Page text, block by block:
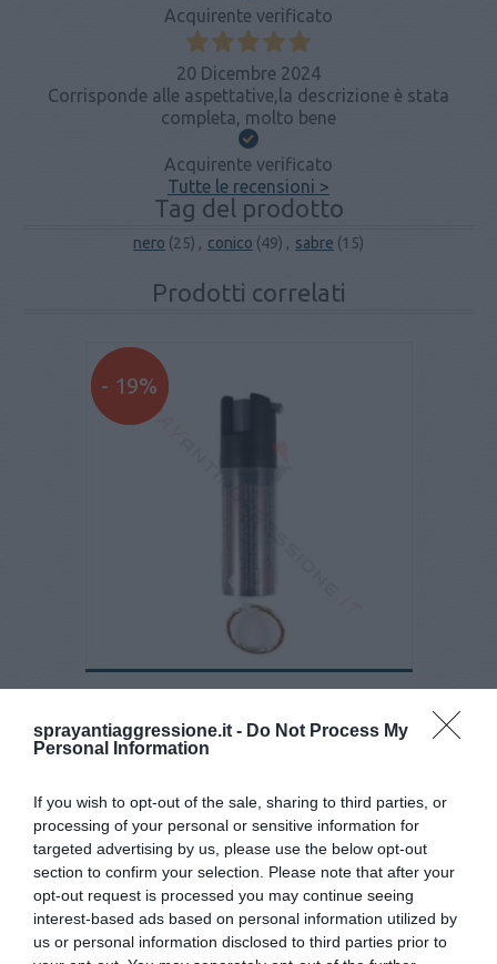
sprayantiaggressione.it - Do Not Process My
Personal Information
If you wish to opt-out of the sale, sharing to third parties, or
processing of your personal or sensitive information for
targeted advertising by us, please use the below opt-out
section to confirm your selection. Please note that after your
opt-out request is processed you may continue seeing
interest-based ads based on personal information utilized by
us or personal information disclosed to third parties prior to
Acquirente verificato
20 Dicembre 2024
Corrisponde alle aspettative,la descrizione è stata
completa, molto bene
Acquirente verificato
Tutte le recensioni >
Tag del prodotto
nero (25) , conico (49) , sabre (15)
Prodotti correlati
- 19%
€ 13,00 € 10,50
4,8/5
29
recensioni
- 12%